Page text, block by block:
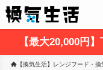
【最大20,000円
【換気生活】レンジフード・